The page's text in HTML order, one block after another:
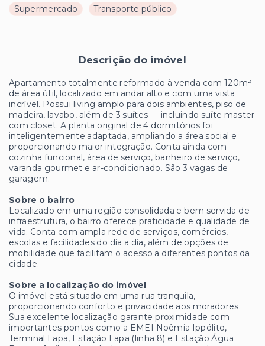
Supermercado
Transporte público
Descrição do imóvel
Apartamento totalmente reformado à venda com 120m²
de área útil, localizado em andar alto e com uma vista
incrível. Possui living amplo para dois ambientes, piso de
madeira, lavabo, além de 3 suítes — incluindo suíte master
com closet. A planta original de 4 dormitórios foi
inteligentemente adaptada, ampliando a área social e
proporcionando maior integração. Conta ainda com
cozinha funcional, área de serviço, banheiro de serviço,
varanda gourmet e ar-condicionado. São 3 vagas de
garagem.
Sobre o bairro
Localizado em uma região consolidada e bem servida de
infraestrutura, o bairro oferece praticidade e qualidade de
vida. Conta com ampla rede de serviços, comércios,
escolas e facilidades do dia a dia, além de opções de
mobilidade que facilitam o acesso a diferentes pontos da
cidade.
Sobre a localização do imóvel
O imóvel está situado em uma rua tranquila,
proporcionando conforto e privacidade aos moradores.
Sua excelente localização garante proximidade com
importantes pontos como a EMEI Noêmia Ippólito,
Terminal Lapa, Estação Lapa (linha 8) e Estação Água